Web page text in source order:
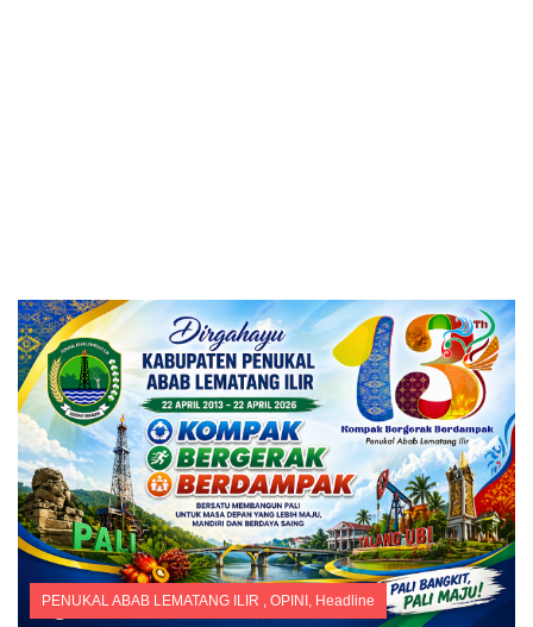
PENUKAL ABAB LEMATANG ILIR , OPINI , Headline